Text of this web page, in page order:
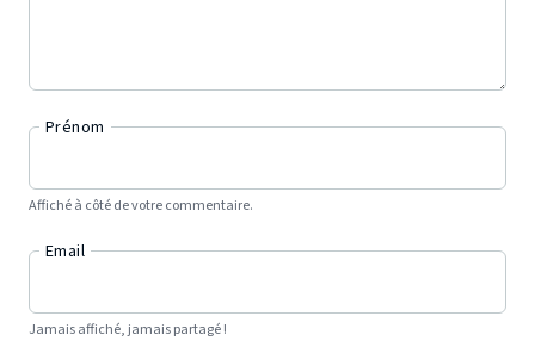
Prénom
Affiché à côté de votre commentaire.
Email
Jamais affiché, jamais partagé !